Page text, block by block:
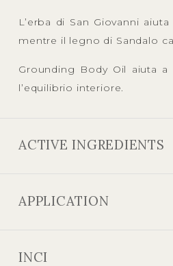
L’erba di San Giovanni
mentre il legno di Sandalo
Grounding Body Oil aiuta
l’equilibrio interiore.
ACTIVE INGREDIENTS
APPLICATION
INCI